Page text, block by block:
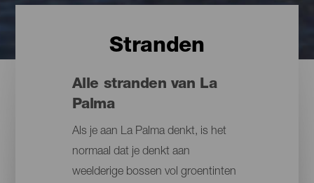
Stranden
Alle stranden van La
Palma
Als je aan La Palma denkt, is het
normaal dat je denkt aan
weelderige bossen vol groentinten